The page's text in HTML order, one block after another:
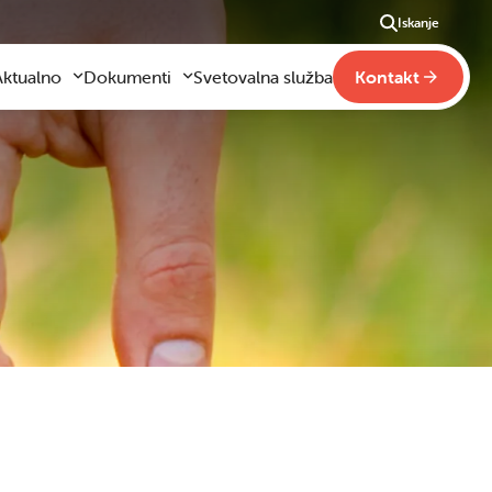
Iskanje
Zgodilo se je
Fotogalerija slik
Dokumenti
Obrazci za vloge
Pravilniki šole
Drugi pravilniki
Svetovalna služba Kontakt